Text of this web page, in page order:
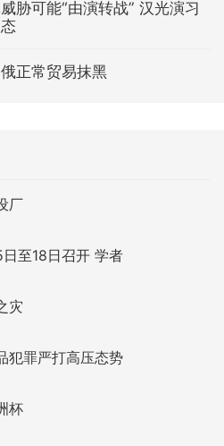
胁可能“由演转战” 汉光演习
正常贸易抹黑
厂
至18日召开 学者
灾
犯罪严打高压态势
杯